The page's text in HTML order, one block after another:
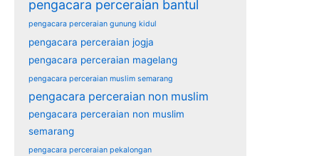
pengacara perceraian bantul
pengacara perceraian gunung kidul
pengacara perceraian jogja
pengacara perceraian magelang
pengacara perceraian muslim semarang
pengacara perceraian non muslim
pengacara perceraian non muslim
semarang
pengacara perceraian pekalongan